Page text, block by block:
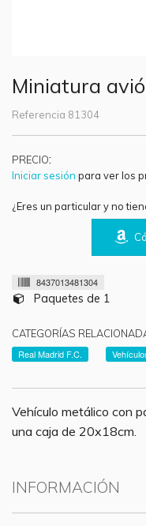
Miniatura
Referencia 81304
PRECIO:
Iniciar sesión para ver los
¿Eres un particular y no
8437013481304
Paquetes de 1
CATEGORÍAS
Real Madrid F.C.
Vehículo metálico con
una caja de 20x18cm.
INFORMACIÓN